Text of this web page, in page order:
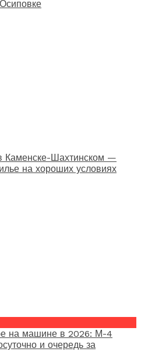
Каменске-Шахтинском —
на хороших условиях
на машине в 2026: М-4
и очередь за